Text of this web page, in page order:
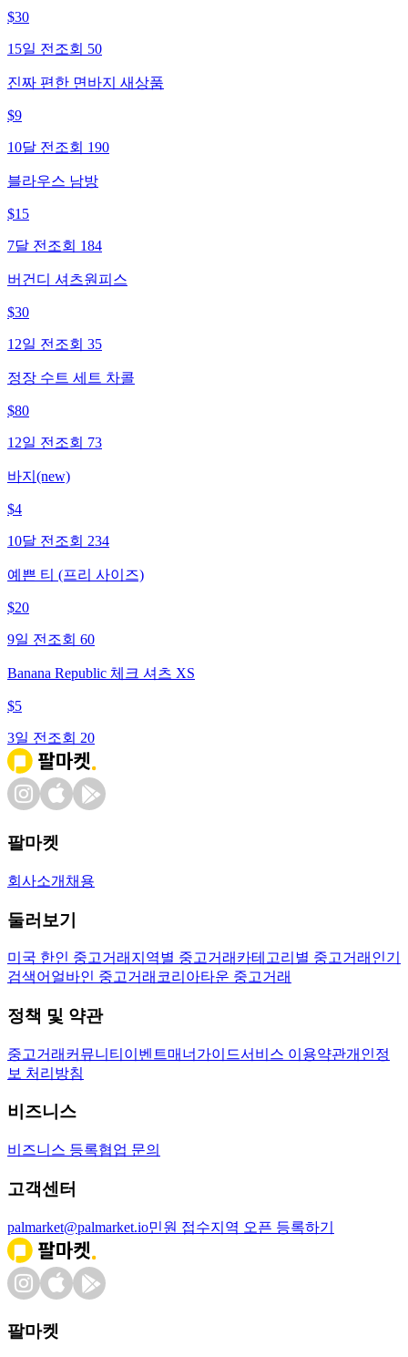
$30
15일 전 조회 50
진짜 편한 면바지 새상품
$9
10달 전 조회 190
블라우스 남방
$15
7달 전 조회 184
버건디 셔츠원피스
$30
12일 전 조회 35
정장 수트 세트 차콜
$80
12일 전 조회 73
바지(new)
$4
10달 전 조회 234
예쁜 티 (프리 사이즈)
$20
9일 전 조회 60
Banana Republic 체크 셔츠 XS
$5
3일 전 조회 20
팔마켓
회사소개 채용
둘러보기
미국 한인 중고거래 지역별 중고거래 카테고리별 중고거래 인기
검색어 얼바인 중고거래 코리아타운 중고거래
정책 및 약관
중고거래 커뮤니티 이벤트매너가이드서비스 이용약관개인정
보 처리방침
비즈니스
비즈니스 등록협업 문의
고객센터
palmarket@palmarket.io민원 접수지역 오픈 등록하기
팔마켓